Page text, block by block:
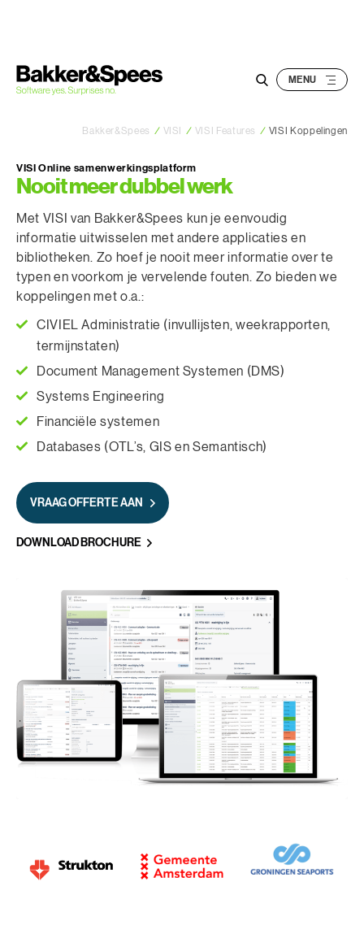
Bakker&Spees / VISI / VISI Features / VISI Koppelingen
VISI Online samenwerkingsplatform
Nooit meer dubbel werk
Met VISI van Bakker&Spees kun je eenvoudig
informatie uitwisselen met andere applicaties en
bibliotheken. Zo hoef je nooit meer informatie over te
typen en voorkom je vervelende fouten. Zo bieden we
koppelingen met o.a.:
CIVIEL Administratie (invullijsten, weekrapporten,
termijnstaten)
Document Management Systemen (DMS)
Systems Engineering
Financiële systemen
Databases (OTL’s, GIS en Semantisch)
VRAAG OFFERTE AAN
DOWNLOAD BROCHURE